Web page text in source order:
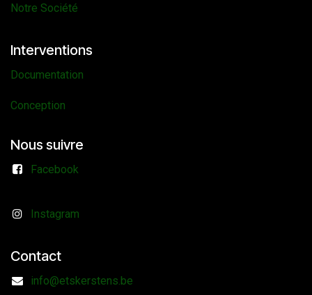
Notre Société
Interventions
Documentation
Conception
Nous suivre
Facebook
Instagram
Contact
info@etskerstens.be